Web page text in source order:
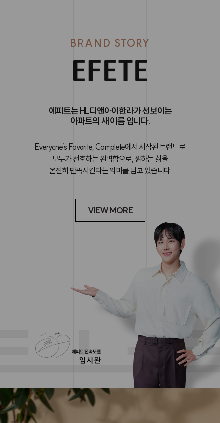
BRAND STORY
에피트는 HL디앤아이한라가 선보이는
아파트의 새 이름 입니다.
Everyone’s Favorite, Complete에서 시작된 브랜드로
모두가 선호하는 완벽함으로, 원하는 삶을
온전히 만족시킨다는 의미를 담고 있습니다.
VIEW MORE